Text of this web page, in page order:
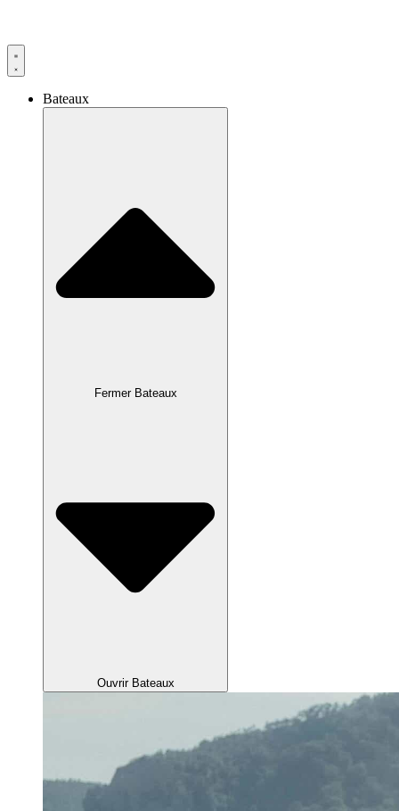
Bateaux
Fermer Bateaux
Ouvrir Bateaux